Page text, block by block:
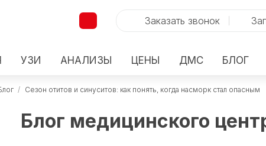
Заказать звонок
УЗИ АНАЛИЗЫ ЦЕНЫ ДМС БЛОГ
/ Сезон отитов и синуситов: как понять, когда насморк стал опасным
Блог медицинского